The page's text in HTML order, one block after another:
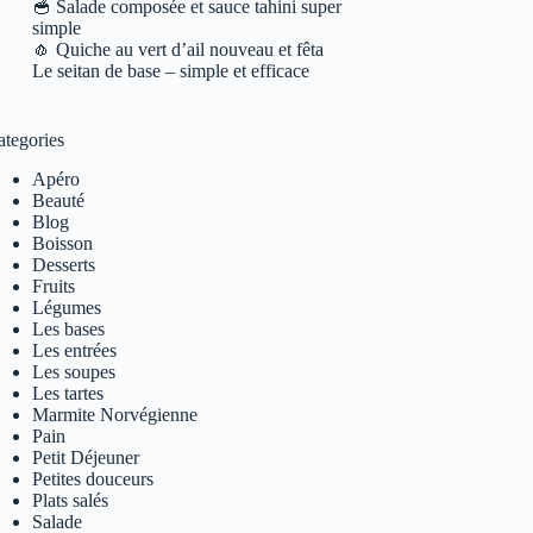
🥣 Salade composée et sauce tahini super
simple
🧄 Quiche au vert d’ail nouveau et fêta
Le seitan de base – simple et efficace
Apéro
Beauté
Blog
Boisson
Desserts
Fruits
Légumes
Les bases
Les entrées
Les soupes
Les tartes
Marmite Norvégienne
Pain
Petit Déjeuner
Petites douceurs
Plats salés
Salade